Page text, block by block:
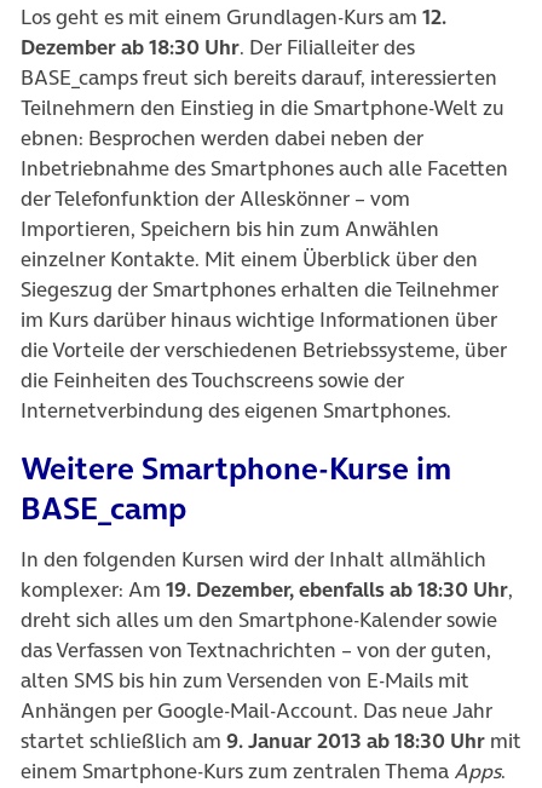
Los geht es mit einem Grundlagen-Kurs am 12.
Dezember ab 18:30 Uhr. Der Filialleiter des
BASE_camps freut sich bereits darauf, interessierten
Teilnehmern den Einstieg in die Smartphone-Welt zu
ebnen: Besprochen werden dabei neben der
Inbetriebnahme des Smartphones auch alle Facetten
der Telefonfunktion der Alleskönner – vom
Importieren, Speichern bis hin zum Anwählen
einzelner Kontakte. Mit einem Überblick über den
Siegeszug der Smartphones erhalten die Teilnehmer
im Kurs darüber hinaus wichtige Informationen über
die Vorteile der verschiedenen Betriebssysteme, über
die Feinheiten des Touchscreens sowie der
Internetverbindung des eigenen Smartphones.
Weitere Smartphone-Kurse im
BASE_camp
In den folgenden Kursen wird der Inhalt allmählich
komplexer: Am 19. Dezember, ebenfalls ab 18:30 Uhr,
dreht sich alles um den Smartphone-Kalender sowie
das Verfassen von Textnachrichten – von der guten,
alten SMS bis hin zum Versenden von E-Mails mit
Anhängen per Google-Mail-Account. Das neue Jahr
startet schließlich am 9. Januar 2013 ab 18:30 Uhr mit
einem Smartphone-Kurs zum zentralen Thema Apps.